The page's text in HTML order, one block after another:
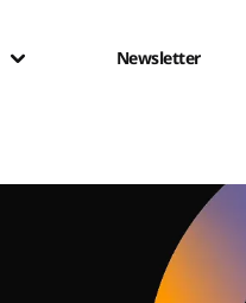
Newsletter